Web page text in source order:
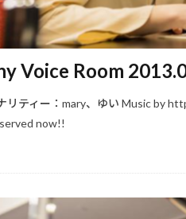
Voice Room
リティー：mary、ゆい Music by
now!!